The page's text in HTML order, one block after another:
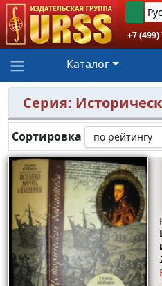
+7 (499)
Каталог
Серия:
Сортировка